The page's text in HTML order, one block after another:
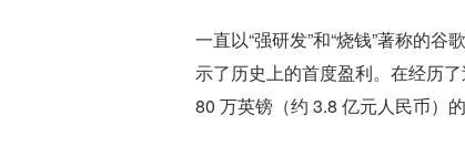
一直以“强研发”和“烧钱”著称的
示了历史上的首度盈利。在经历
80 万英镑（约 3.8 亿元人民币）的